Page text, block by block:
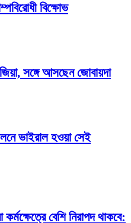
বিক্ষোভ
সঙ্গে আসছেন জোবায়দা
ভাইরাল হওয়া সেই
বেশি নিরাপদ থাকবে: